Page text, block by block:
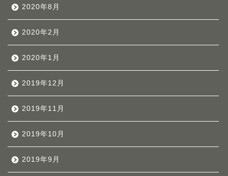
2020年8月
2020年2月
2020年1月
2019年12月
2019年11月
2019年10月
2019年9月